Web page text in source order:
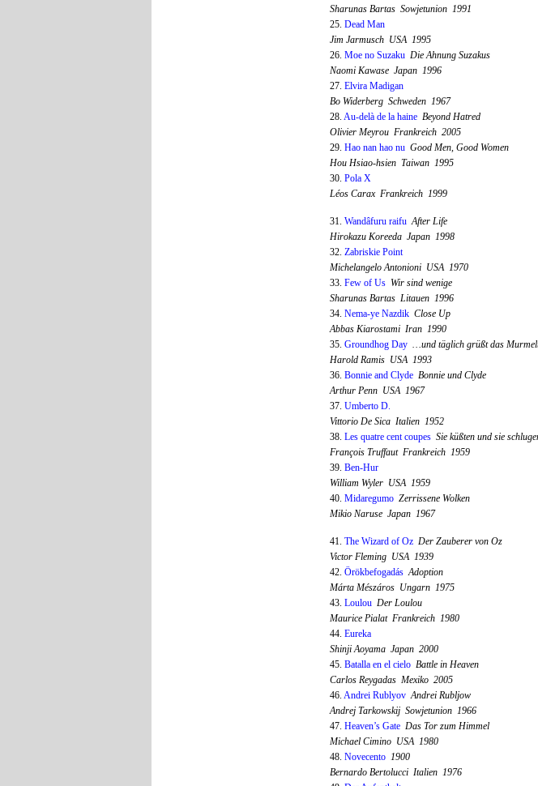
Sharunas Bartas Sowjetunion 1991
25. Dead Man
Jim Jarmusch USA 1995
26. Moe no Suzaku Die Ahnung Suzakus
Naomi Kawase Japan 1996
27. Elvira Madigan
Bo Widerberg Schweden 1967
28. Au-delà de la haine Beyond Hatred
Olivier Meyrou Frankreich 2005
29. Hao nan hao nu Good Men, Good Women
Hou Hsiao-hsien Taiwan 1995
30. Pola X
Léos Carax Frankreich 1999
31. Wandâfuru raifu After Life
Hirokazu Koreeda Japan 1998
32. Zabriskie Point
Michelangelo Antonioni USA 1970
33. Few of Us Wir sind wenige
Sharunas Bartas Litauen 1996
34. Nema-ye Nazdik Close Up
Abbas Kiarostami Iran 1990
35. Groundhog Day …und täglich grüßt das
Harold Ramis USA 1993
36. Bonnie and Clyde Bonnie und Clyde
Arthur Penn USA 1967
37. Umberto D.
Vittorio De Sica Italien 1952
38. Les quatre cent coupes Sie küßten und sie
François Truffaut Frankreich 1959
39. Ben-Hur
William Wyler USA 1959
40. Midaregumo Zerrissene Wolken
Mikio Naruse Japan 1967
41. The Wizard of Oz Der Zauberer von Oz
Victor Fleming USA 1939
42. Örökbefogadás Adoption
Márta Mészáros Ungarn 1975
43. Loulou Der Loulou
Maurice Pialat Frankreich 1980
44. Eureka
Shinji Aoyama Japan 2000
45. Batalla en el cielo Battle in Heaven
Carlos Reygadas Mexiko 2005
46. Andrei Rublyov Andrei Rubljow
Andrej Tarkowskij Sowjetunion 1966
47. Heaven’s Gate Das Tor zum Himmel
Michael Cimino USA 1980
48. Novecento 1900
Bernardo Bertolucci Italien 1976